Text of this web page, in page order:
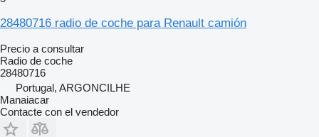
28480716 radio de coche para Renault camión
Precio a consultar
Radio de coche
28480716
Portugal, ARGONCILHE
Manaiacar
Contacte con el vendedor